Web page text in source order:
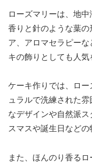
ローズマリーは、地
香りと針のような葉の
ア、アロマセラピー
キの飾りとしても人気
ケーキ作りでは、ロ
ュラルで洗練された
なデザインや自然派
スマスや誕生日などの
また、ほんのり香る